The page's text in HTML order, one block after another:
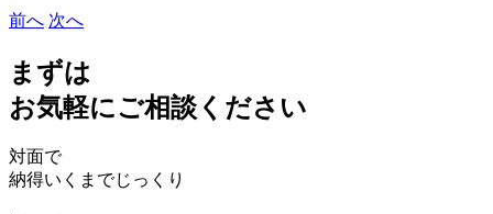
前へ 次へ
まずは
お気軽にご相談ください
対面で
納得いくまでじっくり